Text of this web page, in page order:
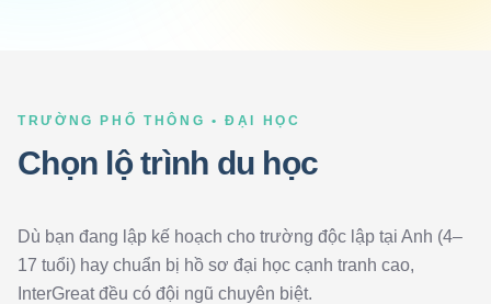
TRƯỜNG PHỔ THÔNG • ĐẠI HỌC
Chọn lộ trình du học
Dù bạn đang lập kế hoạch cho trường độc lập tại Anh (4–
17 tuổi) hay chuẩn bị hồ sơ đại học cạnh tranh cao,
InterGreat đều có đội ngũ chuyên biệt.